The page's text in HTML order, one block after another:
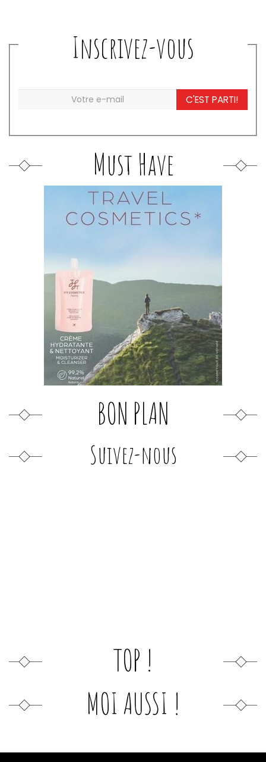
Inscrivez-vous
C'EST PARTI!
Must Have
BON PLAN
Suivez-nous
TOP !
MOI AUSSI !